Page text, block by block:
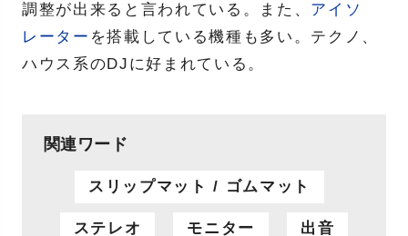
調整が出来ると言われている。また、 アイソ
レーター を搭載している機種も多い。テクノ、
ハウス系のDJに好まれている。
関連ワード
スリップマット / ゴムマット
ステレオ モニター 出音